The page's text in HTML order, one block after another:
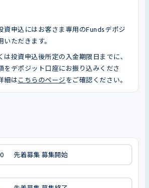
資申込にはお客さま専用のFundsデポジ
いただきます。
は投資申込後所定の入金期限日までに、
をデポジット口座にお振り込みくださ
細は こちらのページ をご確認ください。
先着募集 募集開始